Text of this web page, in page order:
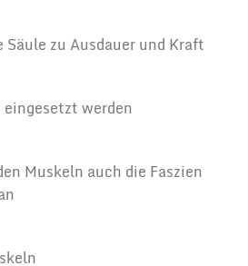
zu Ausdauer und Kraft
werden
Muskeln auch die Faszien